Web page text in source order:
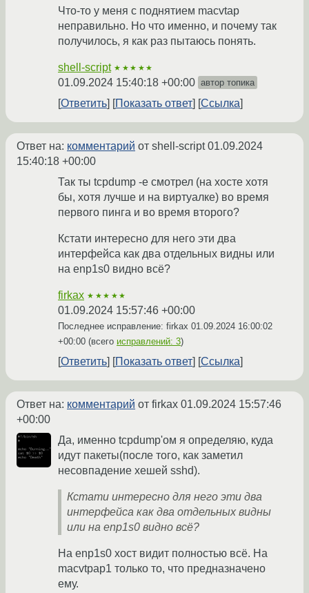
Что-то у меня с поднятием macvtap
неправильно. Но что именно, и почему так
получилось, я как раз пытаюсь понять.
shell-script ★★★★★
01.09.2024 15:40:18 +00:00 автор топика
Ответить Показать ответ Ссылка
Ответ на: комментарий от shell-script01.09.2024
15:40:18 +00:00
Так ты tcpdump -e смотрел (на хосте хотя
бы, хотя лучше и на виртуалке) во время
первого пинга и во время второго?
Кстати интересно для него эти два
интерфейса как два отдельных видны или
на enp1s0 видно всё?
firkax ★★★★★
01.09.2024 15:57:46 +00:00
Последнее исправление: firkax 01.09.2024 16:00:02
+00:00 (всего исправлений: 3)
Ответить Показать ответ Ссылка
Ответ на: комментарий от firkax 01.09.2024 15:57:46
+00:00
Да, именно tcpdump'ом я определяю, куда
идут пакеты(после того, как заметил
несовпадение хешей sshd).
Кстати интересно для него эти два
интерфейса как два отдельных видны
или на enp1s0 видно всё?
На enp1s0 хост видит полностью всё. На
macvtpap1 только то, что предназначено
ему.